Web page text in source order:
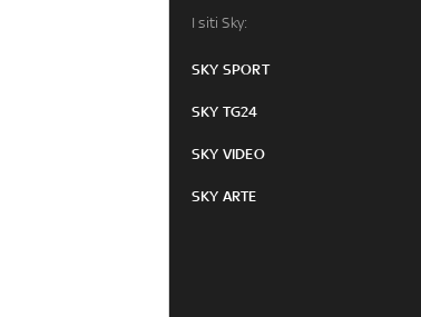
I siti Sky:
SKY SPORT
SKY TG24
SKY VIDEO
SKY ARTE